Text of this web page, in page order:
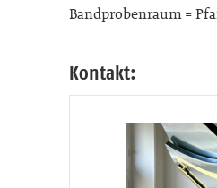
Bandprobenraum =
Kontakt: